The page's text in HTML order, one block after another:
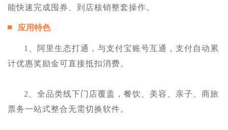
能快速完成囤券、到店核销整套操作。
应用特色
1、阿里生态打通，与支付宝账号互通，支付自动累
计优惠奖励金可直接抵扣消费。
2、全品类线下门店覆盖，餐饮、美容、亲子、商旅
票务一站式整合无需切换软件。